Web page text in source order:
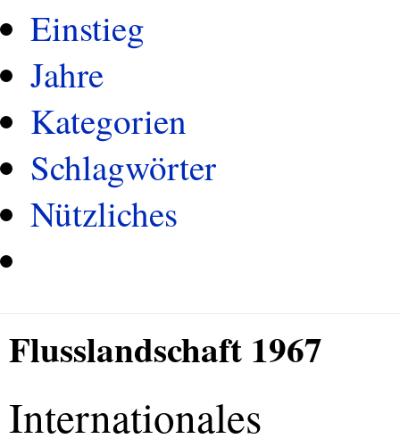
Einstieg
Jahre
Kategorien
Schlagwörter
Nützliches
Flusslandschaft 1967
Internationales